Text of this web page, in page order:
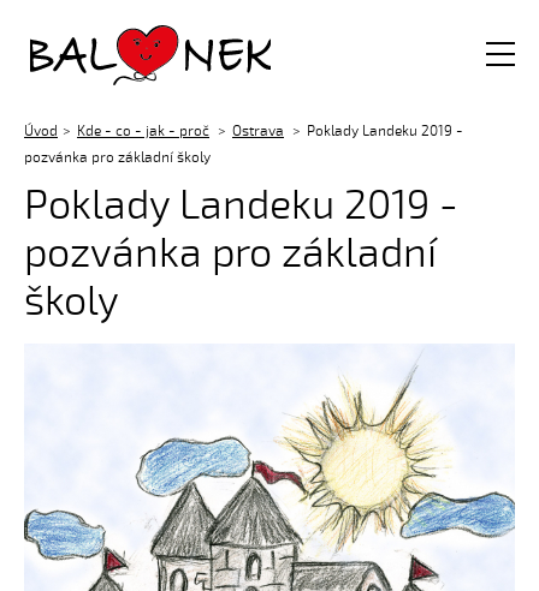
Balónek z.s.
Úvod Kde - co - jak - proč Ostrava
Poklady Landeku 2019 -
pozvánka pro základní školy
Poklady Landeku 2019 -
pozvánka pro základní
školy